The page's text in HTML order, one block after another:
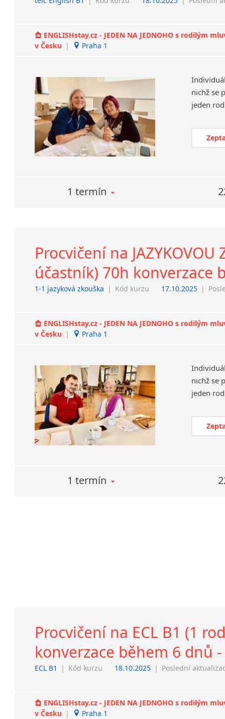
ENGLISHstay.cz - JEDEN NA JEDNOHO s rodilým
v Česku | Praha 1
nichž se
1 termín
Procvičení na
účastník) 70h konverzace
1-1 jazyková zkouška | Kód kurzu 17.10.2025 |
ENGLISHstay.cz - JEDEN NA JEDNOHO s rodilým
v Česku | Praha 1
nichž se
1 termín
Procvičení na ECL B1 (1
konverzace během 6 dnů -
ECL B1 | Kód kurzu 18.10.2025 | Poslední
ENGLISHstay.cz - JEDEN NA JEDNOHO s rodilým
v Česku | Praha 1